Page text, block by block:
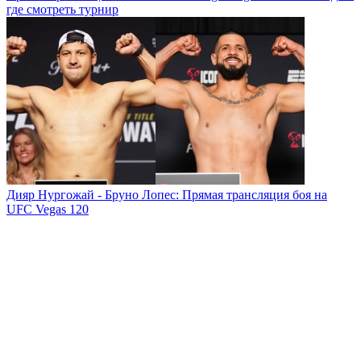
где смотреть турнир
Дияр Нургожай - Бруно Лопес: Прямая трансляция боя на
UFC Vegas 120